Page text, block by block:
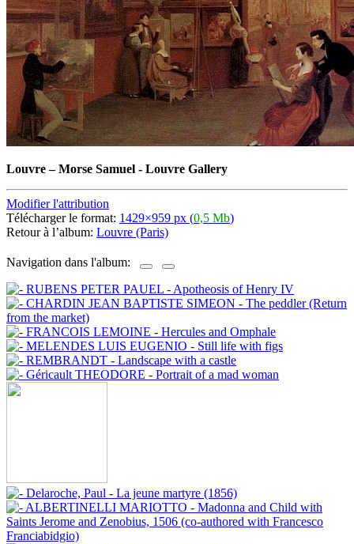
Louvre–Morse Samuel - Louvre Gallery
Modifier l'attribution
Télécharger le format: 1429×959 px (0,5 Mb)
Retour à l’album: Louvre (Paris)
Navigation dans l'album: